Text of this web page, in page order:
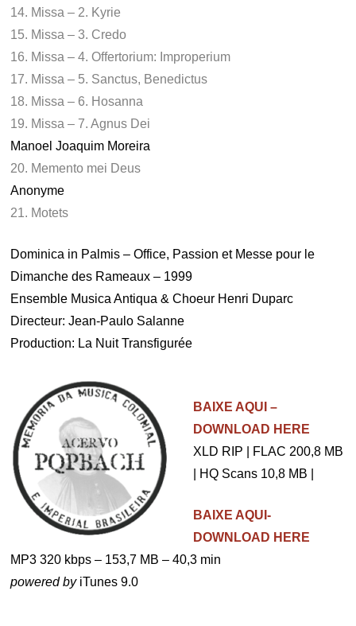
14. Missa – 2. Kyrie
15. Missa – 3. Credo
16. Missa – 4. Offertorium: Improperium
17. Missa – 5. Sanctus, Benedictus
18. Missa – 6. Hosanna
19. Missa – 7. Agnus Dei
Manoel Joaquim Moreira
20. Memento mei Deus
Anonyme
21. Motets
Dominica in Palmis – Office, Passion et Messe pour le
Dimanche des Rameaux – 1999
Ensemble Musica Antiqua & Choeur Henri Duparc
Directeur: Jean-Paulo Salanne
Production: La Nuit Transfigurée
BAIXE AQUI –
DOWNLOAD HERE
XLD RIP | FLAC 200,8 MB
| HQ Scans 10,8 MB |
BAIXE AQUI-
DOWNLOAD HERE
MP3 320 kbps – 153,7 MB – 40,3 min
powered byiTunes 9.0